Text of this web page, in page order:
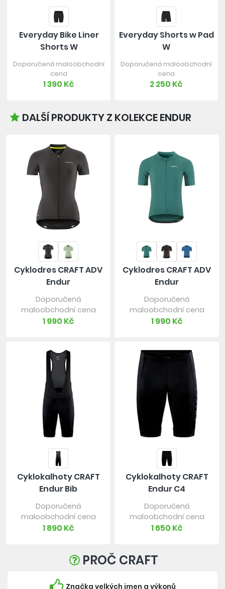
Everyday Bike Liner
Shorts W
Doporučená maloobchodní
cena
1 390 Kč
Everyday Shorts w Pad
W
Doporučená maloobchodní
cena
2 250 Kč
DALŠÍ PRODUKTY Z KOLEKCE ENDUR
Cyklodres CRAFT ADV
Endur
Doporučená
maloobchodní cena
1 990 Kč
Cyklodres CRAFT ADV
Endur
Doporučená
maloobchodní cena
1 990 Kč
Cyklokalhoty CRAFT
Endur Bib
Doporučená
maloobchodní cena
1 890 Kč
Cyklokalhoty CRAFT
Endur C4
Doporučená
maloobchodní cena
1 650 Kč
PROČ CRAFT
Značka velkých jmen a výkonů